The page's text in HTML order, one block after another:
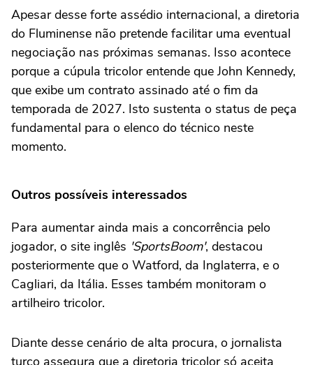
Apesar desse forte assédio internacional, a diretoria
do Fluminense não pretende facilitar uma eventual
negociação nas próximas semanas. Isso acontece
porque a cúpula tricolor entende que John Kennedy,
que exibe um contrato assinado até o fim da
temporada de 2027. Isto sustenta o status de peça
fundamental para o elenco do técnico neste
momento.
Outros possíveis interessados
Para aumentar ainda mais a concorrência pelo
jogador, o site inglês 'SportsBoom', destacou
posteriormente que o Watford, da Inglaterra, e o
Cagliari, da Itália. Esses também monitoram o
artilheiro tricolor.
Diante desse cenário de alta procura, o jornalista